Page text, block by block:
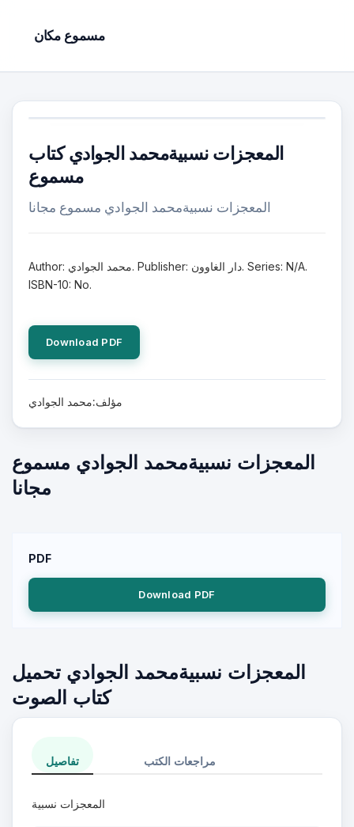
مسموع مكان
المعجزات نسبيةمحمد الجوادي كتاب
مسموع
المعجزات نسبيةمحمد الجوادي مسموع مجانا
Author: محمد الجوادي. Publisher: دار الغاوون. Series: N/A.
ISBN-10: No.
Download PDF
مؤلف:محمد الجوادي
المعجزات نسبيةمحمد الجوادي مسموع
مجانا
PDF
Download PDF
المعجزات نسبيةمحمد الجوادي تحميل
كتاب الصوت
تفاصيل مراجعات الكتب
المعجزات نسبية